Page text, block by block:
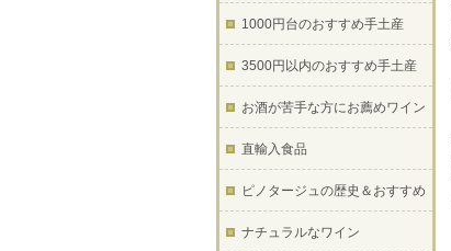
1000円台のおすすめ手土産
3500円以内のおすすめ手土産
お酒が苦手な方にお薦めワイン
直輸入食品
ピノタージュの歴史＆おすすめ
ナチュラルなワイン